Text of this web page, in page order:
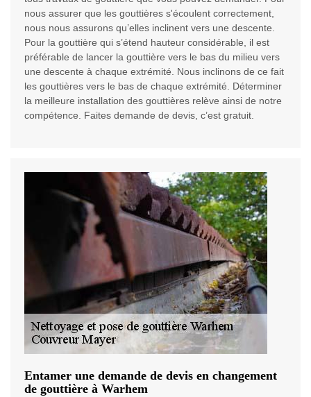
nous assurer que les gouttières s'écoulent correctement,
nous nous assurons qu’elles inclinent vers une descente.
Pour la gouttière qui s’étend hauteur considérable, il est
préférable de lancer la gouttière vers le bas du milieu vers
une descente à chaque extrémité. Nous inclinons de ce fait
les gouttières vers le bas de chaque extrémité. Déterminer
la meilleure installation des gouttières relève ainsi de notre
compétence. Faites demande de devis, c’est gratuit.
Entamer une demande de devis en changement
de gouttière à Warhem